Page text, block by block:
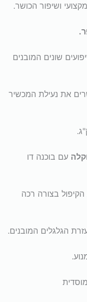
ושיפור הכושר.
שונים המובנים
את נעילת המכשיר
עם בוכנה דו
בצורה רכה
הגלגלים המובנים.